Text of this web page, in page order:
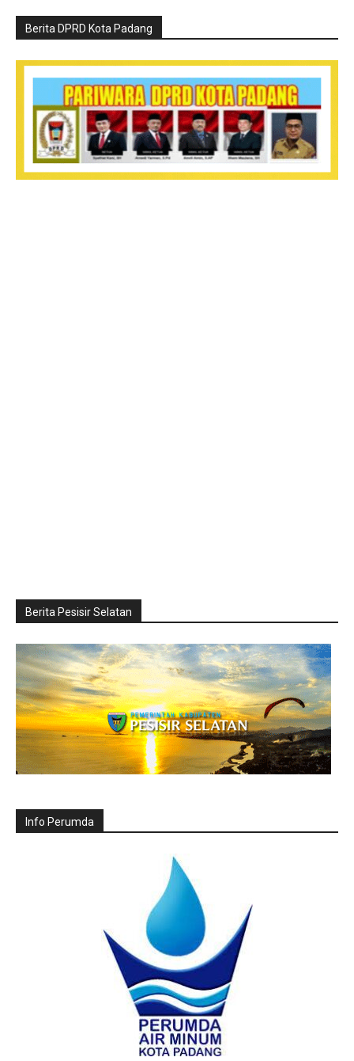
Berita DPRD Kota Padang
Berita Pesisir Selatan
Info Perumda